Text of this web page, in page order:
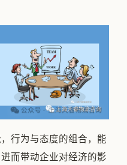
行为与态度的组合，能
而带动企业对经济的影